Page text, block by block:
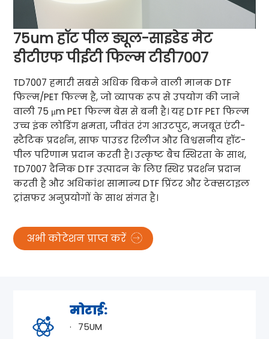
75um हॉट पील ड्यूल-साइडेड मेट
डीटीएफ पीईटी फिल्म टीडी7007
TD7007 हमारी सबसे अधिक बिकने वाली मानक DTF
फिल्म/PET फिल्म है, जो व्यापक रूप से उपयोग की जाने
वाली 75 μm PET फिल्म बेस से बनी है। यह DTF PET फिल्म
उच्च इंक लोडिंग क्षमता, जीवंत रंग आउटपुट, मजबूत एंटी-
स्टैटिक प्रदर्शन, साफ पाउडर रिलीज और विश्वसनीय हॉट-
पील परिणाम प्रदान करती है। उत्कृष्ट बैच स्थिरता के साथ,
TD7007 दैनिक DTF उत्पादन के लिए स्थिर प्रदर्शन प्रदान
करती है और अधिकांश सामान्य DTF प्रिंटर और टेक्सटाइल
ट्रांसफर अनुप्रयोगों के साथ संगत है।
अभी कोटेशन प्राप्त करें
मोटाई:
75UM